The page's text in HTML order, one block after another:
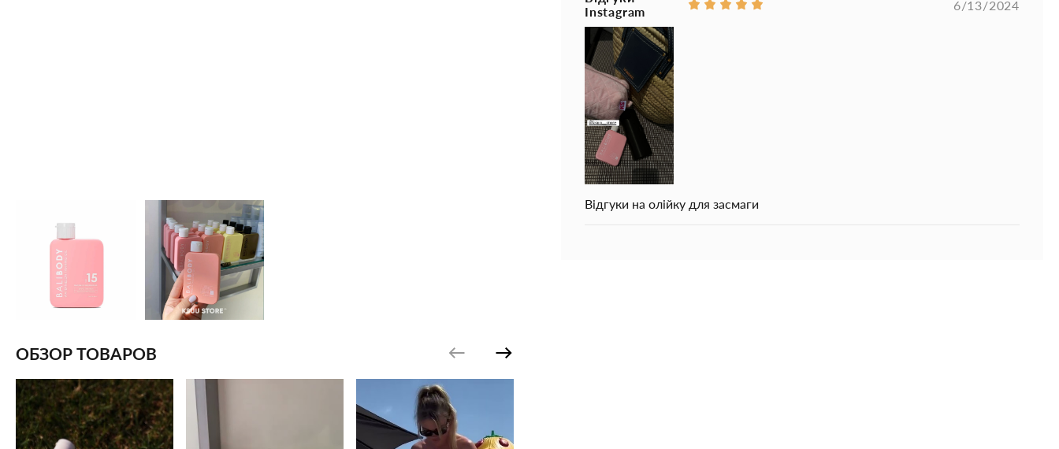
ОБЗОР ТОВАРОВ
предотвращает появление морщин;
подходит для загара на солнце и солярии;
предупреждает увядание эпидермиса;
делает кожу мягкой и шелковистой;
обеспечивает равномерное распределение пигмента;
дарит телу бронзовый и сияющий тон.
Instagram
6/13/2024
Відгуки на олійку для засмаги